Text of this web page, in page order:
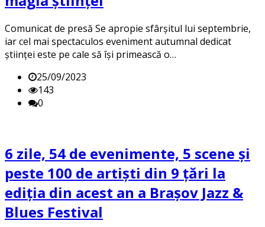
Comunicat de presă Se apropie sfârșitul lui septembrie,
iar cel mai spectaculos eveniment autumnal dedicat
științei este pe cale să își primească o…
25/09/2023
143
0
6 zile, 54 de evenimente, 5 scene și
peste 100 de artiști din 9 țări la
ediția din acest an a Brașov Jazz &
Blues Festival